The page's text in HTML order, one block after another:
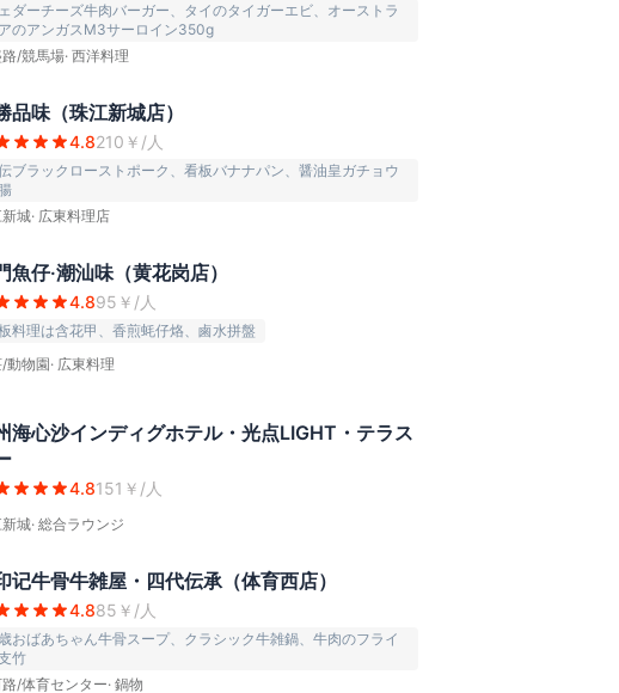
ダーチーズ牛肉バーガー、タイのタイガーエビ、オーストラ
のアンガスM3サーロイン350g
/競馬場· 西洋料理
品味（珠江新城店）
4.8210 ￥/人
ブラックローストポーク、看板バナナパン、醤油皇ガチョウ
城· 広東料理店
魚仔·潮汕味（黄花岗店）
4.895 ￥/人
料理は含花甲、香煎蚝仔烙、鹵水拼盤
動物園· 広東料理
海心沙インディグホテル・光点LIGHT・テラス
4.8151 ￥/人
城· 総合ラウンジ
记牛骨牛雑屋・四代伝承（体育西店）
4.885 ￥/人
おばあちゃん牛骨スープ、クラシック牛雑鍋、牛肉のフライ
竹
路/体育センター· 鍋物